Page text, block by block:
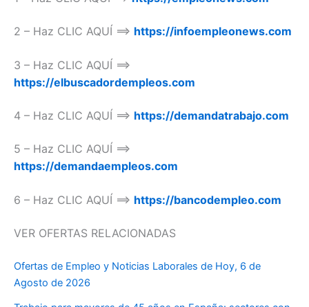
2 – Haz CLIC AQUÍ ==> https://infoempleonews.com
3 – Haz CLIC AQUÍ ==>
https://elbuscadordempleos.com
4 – Haz CLIC AQUÍ ==> https://demandatrabajo.com
5 – Haz CLIC AQUÍ ==>
https://demandaempleos.com
6 – Haz CLIC AQUÍ ==> https://bancodempleo.com
VER OFERTAS RELACIONADAS
Ofertas de Empleo y Noticias Laborales de Hoy, 6 de
Agosto de 2026